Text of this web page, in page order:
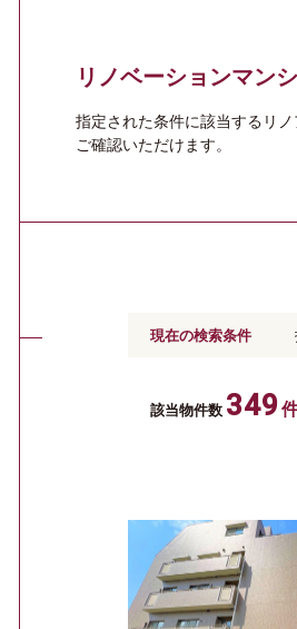
リノベーションマン
指定された条件に該当するリ
ご確認いただけます。
現在の検索条件
該当物件数 349